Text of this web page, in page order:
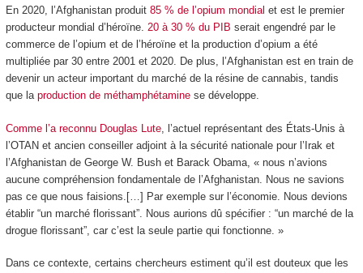
En 2020, l’Afghanistan produit 85 % de l’opium mondial et est le premier
producteur mondial d’héroïne. 20 à 30 % du PIB serait engendré par le
commerce de l’opium et de l’héroïne et la production d’opium a été
multipliée par 30 entre 2001 et 2020. De plus, l’Afghanistan est en train de
devenir un acteur important du marché de la résine de cannabis, tandis
que la production de méthamphétaminese développe.
Comme l’a reconnu Douglas Lute, l’actuel représentant des États-Unis à
l’OTAN et ancien conseiller adjoint à la sécurité nationale pour l’Irak et
l’Afghanistan de George W. Bush et Barack Obama, « nous n’avions
aucune compréhension fondamentale de l’Afghanistan. Nous ne savions
pas ce que nous faisions.[…] Par exemple sur l’économie. Nous devions
établir “un marché florissant”. Nous aurions dû spécifier : “un marché de la
drogue florissant”, car c’est la seule partie qui fonctionne. »
Dans ce contexte, certains chercheurs estiment qu’il est douteux que les